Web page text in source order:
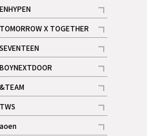
ENHYPEN
記事
TOMORROW X TOGETHER
記事
ギャラリー
SEVENTEEN
記事
BOYNEXTDOOR
記事
&TEAM
記事
TWS
記事
aoen